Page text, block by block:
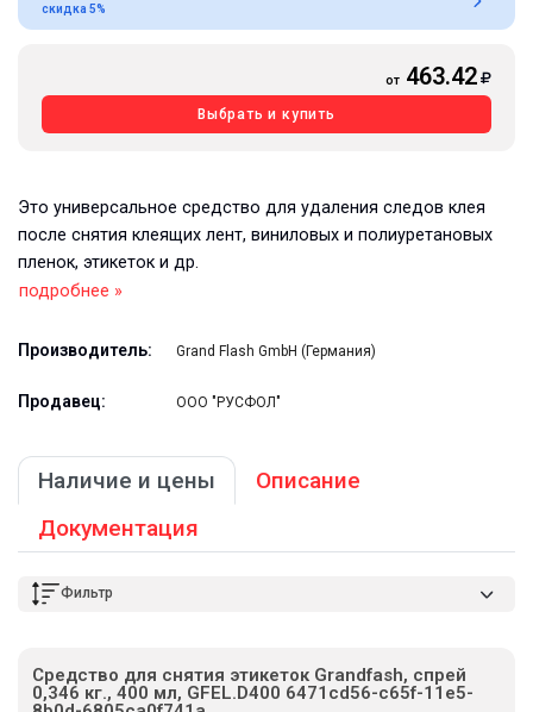
скидка 5%
от 463.42
Выбрать и купить
Это универсальное средство для удаления следов клея
после снятия клеящих лент, виниловых и полиуретановых
пленок, этикеток и др.
подробнее »
Производитель: Grand Flash GmbH (Германия)
Продавец: ООО "РУСФОЛ"
Наличие и цены
Описание
Документация
Фильтр
Средство для снятия этикеток Grandfash, спрей
0,346 кг., 400 мл, GFEL.D400 6471cd56-c65f-11e5-